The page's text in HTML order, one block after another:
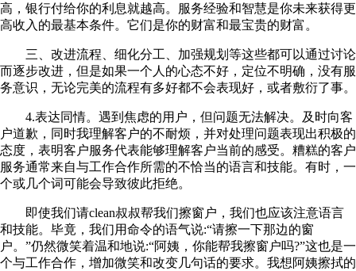
高，银行付给你的利息就越高。服务经验和智慧是你未来获得更
高收入的最基本条件。它们是你的财富和最宝贵的财富。
三、改进流程、细化分工、加强规划等这些都可以通过讨论
而逐步改进，但是如果一个人的心态不好，定位不明确，没有服
务意识，无论完美的流程有多好都不会表现好，或者敷衍了事。
4.表达同情。遇到焦虑的用户，但问题无法解决。及时向客
户道歉，同时我理解客户的不耐烦，并对处理问题表现出积极的
态度，表明客户服务代表能够理解客户当前的感受。糟糕的客户
服务通常来自与工作合作所需的不恰当的语言和技能。有时，一
个或几个词可能会导致彼此拒绝。
即使我们请clean叔叔帮我们擦窗户，我们也应该注意语言
和技能。毕竟，我们用命令的语气说:“请擦一下那边的窗
户。”仍然微笑着温和地说:“阿姨，你能帮我擦窗户吗?”这也是一
个与工作合作，增加微笑和改变几句话的要求。我想阿姨擦拭的